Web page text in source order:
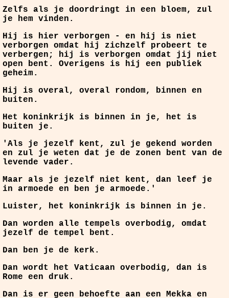
Zelfs als je doordringt in een bloem, zul
je hem vinden.
Hij is hier verborgen - en hij is niet
verborgen omdat hij zichzelf probeert te
verbergen; hij is verborgen omdat jij niet
open bent. Overigens is hij een publiek
geheim.
Hij is overal, overal rondom, binnen en
buiten.
Het koninkrijk is binnen in je, het is
buiten je.
'Als je jezelf kent, zul je gekend worden
en zul je weten dat je de zonen bent van de
levende vader.
Maar als je jezelf niet kent, dan leef je
in armoede en ben je armoede.'
Luister, het koninkrijk is binnen in je.
Dan worden alle tempels overbodig, omdat
jezelf de tempel bent.
Dan ben je de kerk.
Dan wordt het Vaticaan overbodig, dan is
Rome een druk.
Dan is er geen behoefte aan een Mekka en